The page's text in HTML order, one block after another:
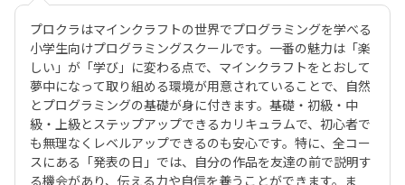
プロクラはマインクラフトの世界でプログラミングを学べる
小学生向けプログラミングスクールです。一番の魅力は「楽
しい」が「学び」に変わる点で、マインクラフトをとおして
夢中になって取り組める環境が用意されていることで、自然
とプログラミングの基礎が身に付きます。基礎・初級・中
級・上級とステップアップできるカリキュラムで、初心者で
も無理なくレベルアップできるのも安心です。特に、全コー
スにある「発表の日」では、自分の作品を友達の前で説明す
る機会があり、伝える力や自信を養うことができます。ま